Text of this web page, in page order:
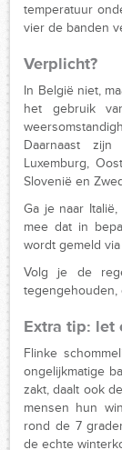
temperatuur
vier de banden
Verplicht?
In België niet,
het gebruik
Daarnaast
Luxemburg,
Slovenië en
Ga je naar
mee dat in
wordt gemeld
Volg je de
tegengehouden,
Extra tip: let
Flinke
ongelijkmatige
zakt, daalt ook
mensen hun
rond de 7
de echte